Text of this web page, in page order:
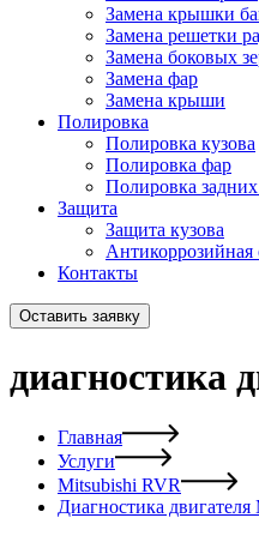
Замена крышки
Замена решетки
Замена боковых
Замена фар
Замена крыши
Полировка
Полировка кузова
Полировка фар
Полировка
Защита
Защита кузова
Антикоррозийная
Контакты
Оставить заявку
диагностика
Главная
Услуги
Mitsubishi RVR
Диагностика